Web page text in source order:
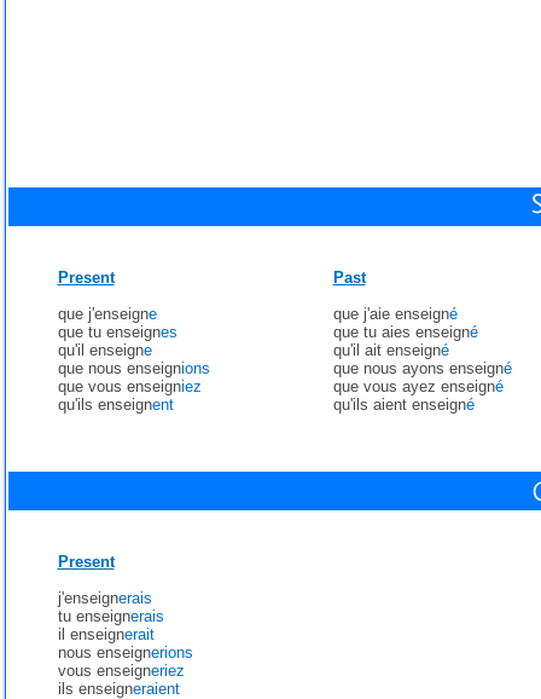
Present
que j'enseigne
que tu enseignes
qu'il enseigne
que nous enseignions
que vous enseigniez
qu'ils enseignent
Past
que j'aie enseigné
que tu aies enseigné
qu'il ait enseigné
que nous ayons enseigné
que vous ayez enseigné
qu'ils aient enseigné
Present
j'enseignerais
tu enseignerais
il enseignerait
nous enseignerions
vous enseigneriez
ils enseigneraient